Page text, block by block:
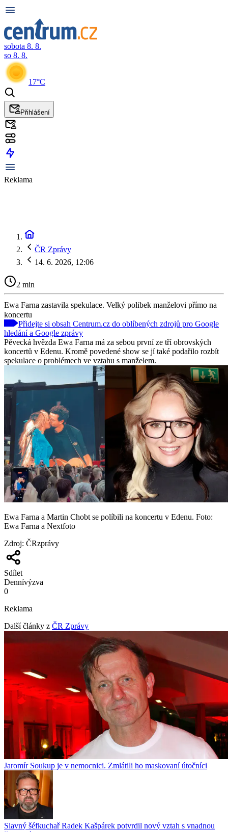
sobota 8. 8.
so 8. 8.
17°C
Přihlášení
Reklama
ČR Zprávy
14. 6. 2026, 12:06
2 min
Ewa Farna zastavila spekulace. Velký polibek manželovi přímo na
koncertu
Přidejte si obsah Centrum.cz do oblíbených zdrojů pro Google
hledání a Google zprávy
Pěvecká hvězda Ewa Farna má za sebou první ze tří obrovských
koncertů v Edenu. Kromě povedené show se jí také podařilo rozbít
spekulace o problémech ve vztahu s manželem.
Ewa Farna a Martin Chobt se políbili na koncertu v Edenu. Foto:
Ewa Farna a Nextfoto
Zdroj: ČRzprávy
Sdílet
Dennívýzva
0
Reklama
Další články z ČR Zprávy
Jaromír Soukup je v nemocnici. Zmlátili ho maskovaní útočníci
Slavný šéfkuchař Radek Kašpárek potvrdil nový vztah s vnadnou